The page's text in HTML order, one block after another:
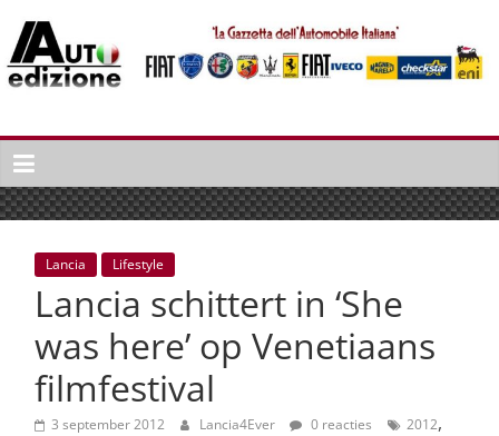
naar
inhoud
Auto
Edizione
La
Gazetta
dell'Automobile
Italiana
autonieuws
lifestyle
Lancia Lifestyle
Lancia schittert in ‘She
was here’ op Venetiaans
filmfestival
3 september 2012 Lancia4Ever 0 reacties 2012,